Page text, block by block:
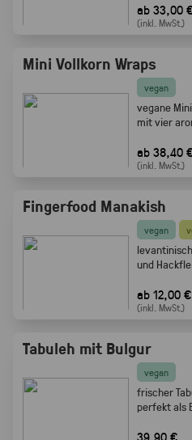
ab 33,00
(inkl. MwSt.)
Mini Vollkorn Wraps
vegan
vegane
mit vier
ab 38,40
(inkl. MwSt.)
Fingerfood Manakish
vegan
und
ab 12,00 €
(inkl. MwSt.)
Tabuleh mit Bulgur
vegan
frischer
perfekt als
39,90 €